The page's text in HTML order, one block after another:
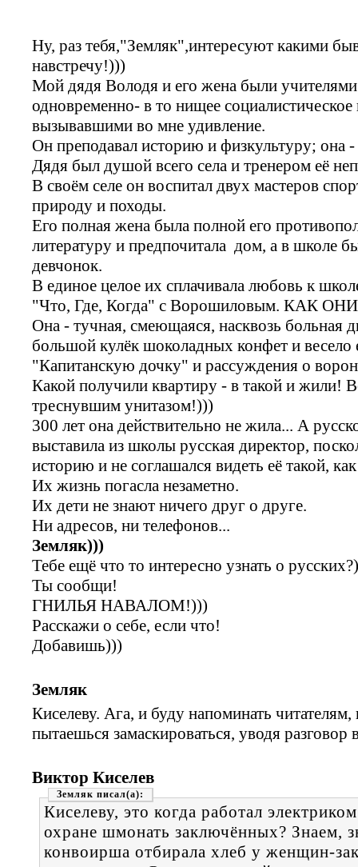
Ну, раз тебя,"Земляк",интересуют какими
навстречу!)))
Мой дядя Володя и его жена были
одновременно- в то нищее
вызывавшими во мне удивление.
Он преподавал историю и физкультуру; она -
Дядя был душой всего села и тренером её
В своём селе он воспитал двух мастеров
природу и походы.
Его полная жена была полной его
литературу и предпочитала дом, а в школе
девчонок.
В единое целое их сплачивала любовь к
"Что, Где, Когда" с Ворошиловым. КАК
Она - тучная, смеющаяся, насквозь больная
большой кулёк шоколадных конфет и весело
"Капитанскую дочку" и рассуждения о
Какой получили квартиру - в такой и жили!
треснувшим унитазом!)))
300 лет она действительно не жила... А
выставила из школы русская директор,
историю и не соглашался видеть её такой,
Их жизнь погасла незаметно.
Их дети не знают ничего друг о друге.
Ни адресов, ни телефонов...
Земляк)))
Тебе ещё что то интересно узнать о
Ты сообщи!
ГНИЛЬЯ НАВАЛОМ!)))
Расскажи о себе, если что!
Добавишь)))
Земляк
Киселеву. Ага, и буду напоминать
пытаешься замаскироваться, уводя разговор
Виктор Киселев
Земляк
Киселеву, это когда работал
охране шмонать заключённых? Знаем,
конвоирша отбирала хлеб у женщин-